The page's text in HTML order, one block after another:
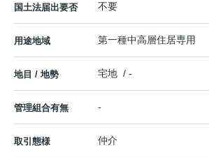
国土法届出要否 不要
用途地域 第一種中高層住居専用
地目 / 地勢 宅地 / -
管理組合有無 -
取引態様 仲介